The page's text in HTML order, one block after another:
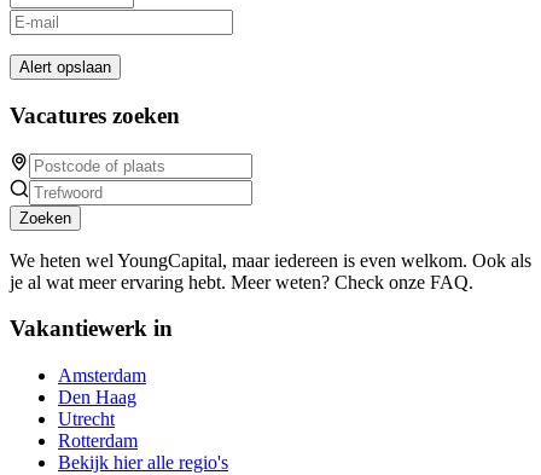
Alert opslaan
Vacatures zoeken
Zoeken
We heten wel YoungCapital, maar iedereen is even welkom. Ook als
je al wat meer ervaring hebt. Meer weten? Check onze FAQ.
Vakantiewerk in
Amsterdam
Den Haag
Utrecht
Rotterdam
Bekijk hier alle regio's